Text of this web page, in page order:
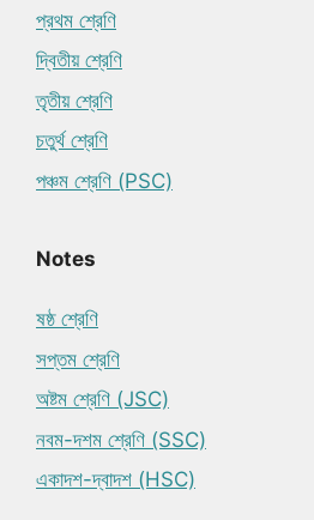
প্রথম শ্রেণি
দ্বিতীয় শ্রেণি
তৃতীয় শ্রেণি
চতুর্থ শ্রেণি
পঞ্চম শ্রেণি (PSC)
Notes
ষষ্ঠ শ্রেণি
সপ্তম শ্রেণি
অষ্টম শ্রেণি (JSC)
নবম-দশম শ্রেণি (SSC)
একাদশ-দ্বাদশ (HSC)